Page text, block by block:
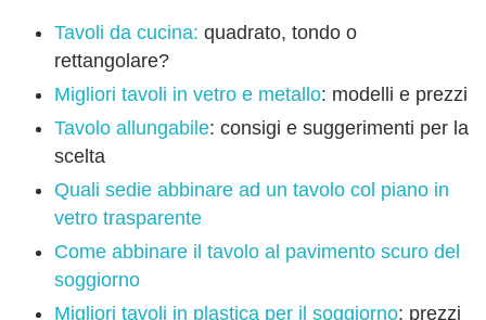
Tavoli da cucina: quadrato, tondo o
rettangolare?
Migliori tavoli in vetro e metallo: modelli e prezzi
Tavolo allungabile: consigi e suggerimenti per la
scelta
Quali sedie abbinare ad un tavolo col piano in
vetro trasparente
Come abbinare il tavolo al pavimento scuro del
soggiorno
Migliori tavoli in plastica per il soggiorno: prezzi